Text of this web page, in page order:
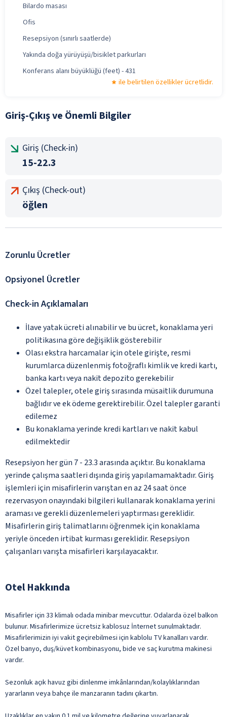
Bilardo masası
Ofis
Resepsiyon (sınırlı saatlerde)
Yakında doğa yürüyüşü/bisiklet parkurları
Konferans alanı büyüklüğü (feet) - 431
ile belirtilen özellikler ücretlidir.
Giriş-Çıkış ve Önemli Bilgiler
Giriş (Check-in)
15-22.3
Çıkış (Check-out)
öğlen
Zorunlu Ücretler
Opsiyonel Ücretler
Check-in Açıklamaları
İlave yatak ücreti alınabilir ve bu ücret, konaklama yeri
politikasına göre değişiklik gösterebilir
Olası ekstra harcamalar için otele girişte, resmi
kurumlarca düzenlenmiş fotoğraflı kimlik ve kredi kartı,
banka kartı veya nakit depozito gerekebilir
Özel talepler, otele giriş sırasında müsaitlik durumuna
bağlıdır ve ek ödeme gerektirebilir. Özel talepler garanti
edilemez
Bu konaklama yerinde kredi kartları ve nakit kabul
edilmektedir
Resepsiyon her gün 7 - 23.3 arasında açıktır. Bu konaklama
yerinde çalışma saatleri dışında giriş yapılamamaktadır. Giriş
işlemleri için misafirlerin varıştan en az 24 saat önce
rezervasyon onayındaki bilgileri kullanarak konaklama yerini
araması ve gerekli düzenlemeleri yaptırması gereklidir.
Misafirlerin giriş talimatlarını öğrenmek için konaklama
yeriyle önceden irtibat kurması gereklidir. Resepsiyon
çalışanları varışta misafirleri karşılayacaktır.
Otel Hakkında
Misafirler için 33 klimalı odada minibar mevcuttur. Odalarda özel balkon
bulunur. Misafirlerimize ücretsiz kablosuz İnternet sunulmaktadır.
Misafirlerimizin iyi vakit geçirebilmesi için kablolu TV kanalları vardır.
Özel banyo, duş/küvet kombinasyonu, bide ve saç kurutma makinesi
vardır.
Sezonluk açık havuz gibi dinlenme imkânlarından/kolaylıklarından
yararlanın veya bahçe ile manzaranın tadını çıkartın.